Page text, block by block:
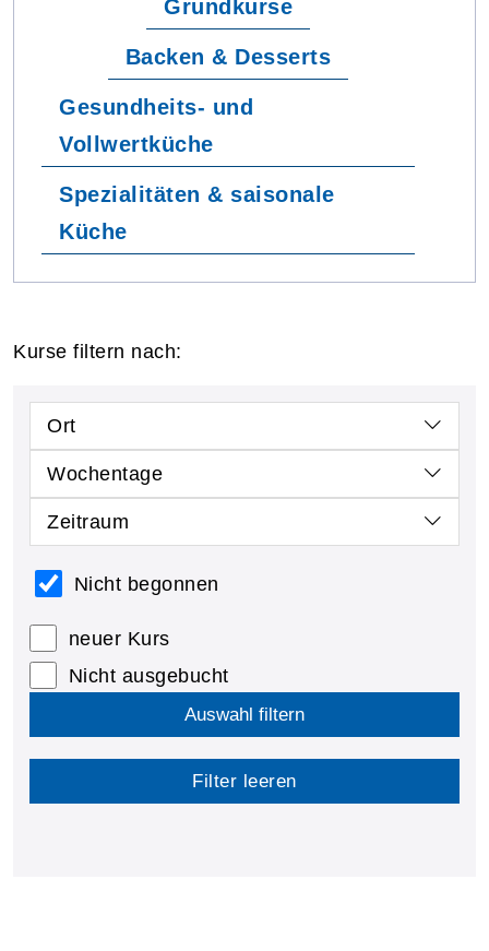
Grundkurse
Backen & Desserts
Gesundheits- und
Vollwertküche
Spezialitäten & saisonale
Küche
Kurse filtern nach:
Ort
Wochentage
Zeitraum
Nicht begonnen
neuer Kurs
Nicht ausgebucht
Auswahl filtern
Filter leeren